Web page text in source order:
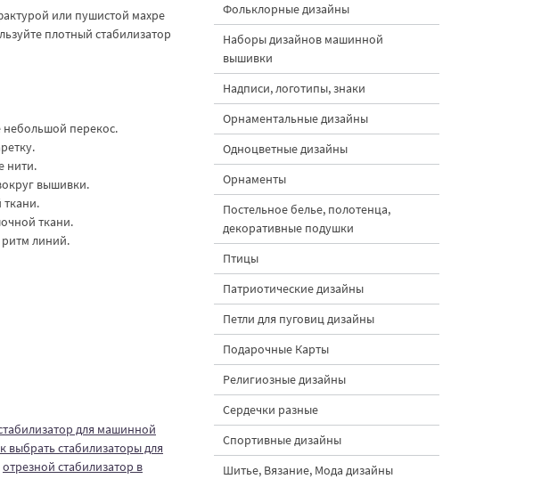
или пушистой махре
плотный стабилизатор
небольшой перекос.
нити.
вышивки.
ткани.
линий.
для машинной
выбрать стабилизаторы для
отрезной стабилизатор в
Фольклорные дизайны
Наборы дизайнов машинной
вышивки
Надписи, логотипы, знаки
Орнаментальные дизайны
Одноцветные дизайны
Орнаменты
Постельное белье, полотенца,
декоративные подушки
Птицы
Патриотические дизайны
Петли для пуговиц дизайны
Подарочные Карты
Религиозные дизайны
Сердечки разные
Спортивные дизайны
Шитье, Вязание, Мода дизайны